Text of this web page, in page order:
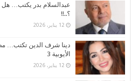
عبدالسلام بدر يكتب…
؟..!!
12 يناير، 2026
دينا شرف الدين تكتب…
الأيوبية 3
12 يناير، 2026